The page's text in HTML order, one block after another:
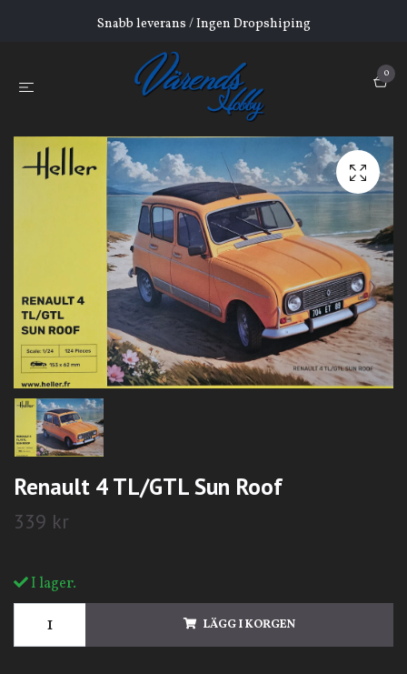
Snabb leverans / Ingen Dropshiping
0
Renault 4 TL/GTL Sun Roof
339 kr
I lager.
LÄGG I KORGEN